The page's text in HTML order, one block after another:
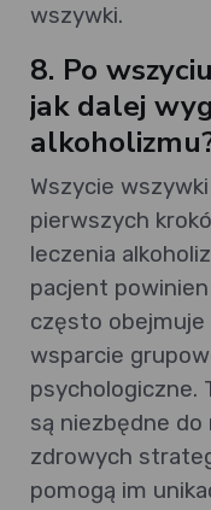
wszywki.
8. Po
jak dalej
Wszycie
pierwszych
leczenia
pacjent
często obejmuje
wsparcie
psychologiczne.
są niezbędne
zdrowych
pomogą im